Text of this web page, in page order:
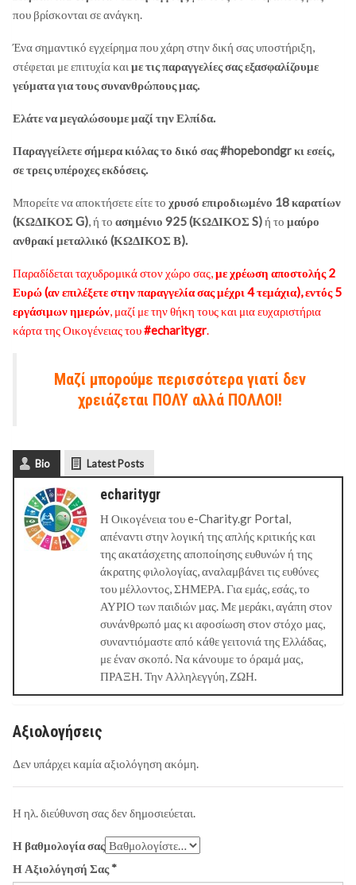
που βρίσκονται σε ανάγκη.
Ένα σημαντικό εγχείρημα που χάρη στην δική σας υποστήριξη,
στέφεται με επιτυχία και με τις παραγγελίες σας εξασφαλίζουμε
γεύματα για τους συνανθρώπους μας.
Ελάτε να μεγαλώσουμε μαζί την Ελπίδα.
Παραγγείλετε σήμερα κιόλας το δικό σας #hopebondgr κι εσείς,
σε τρεις υπέροχες εκδόσεις.
Μπορείτε να αποκτήσετε είτε το χρυσό επιροδιωμένο 18 καρατίων
(ΚΩΔΙΚΟΣ G), ή το ασημένιο 925 (ΚΩΔΙΚΟΣ S)ή το μαύρο
ανθρακί μεταλλικό (ΚΩΔΙΚΟΣ Β).
Παραδίδεται ταχυδρομικά στον χώρο σας,με χρέωση αποστολής 2
Ευρώ (αν επιλέξετε στην παραγγελία σας μέχρι 4 τεμάχια), εντός 5
εργάσιμων ημερών, μαζί με την θήκη τους και μια ευχαριστήρια
κάρτα της Οικογένειας του#echaritygr.
Μαζί μπορούμε περισσότερα γιατί δεν
χρειάζεται ΠΟΛΥ αλλά ΠΟΛΛΟΙ!
Bio Latest Posts
echaritygr
Η Οικογένεια του e-Charity.gr Portal,
απέναντι στην λογική της απλής κριτικής και
της ακατάσχετης αποποίησης ευθυνών ή της
άκρατης φιλολογίας, αναλαμβάνει τις ευθύνες
του μέλλοντος, ΣΗΜΕΡΑ. Για εμάς, εσάς, το
ΑΥΡΙΟ των παιδιών μας. Με μεράκι, αγάπη στον
συνάνθρωπό μας κι αφοσίωση στον στόχο μας,
συναντιόμαστε από κάθε γειτονιά της Ελλάδας,
με έναν σκοπό. Να κάνουμε το όραμά μας,
ΠΡΑΞΗ. Την Αλληλεγγύη, ΖΩΗ.
Αξιολογήσεις
Δεν υπάρχει καμία αξιολόγηση ακόμη.
Η ηλ. διεύθυνση σας δεν δημοσιεύεται.
Η βαθμολογία σας
Η Αξιολόγησή Σας*